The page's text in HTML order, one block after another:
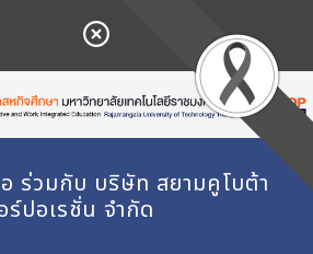
ร่วมกับ บริษัท สยามคูโบต้า
ร์ปอเรชั่น จำกัด